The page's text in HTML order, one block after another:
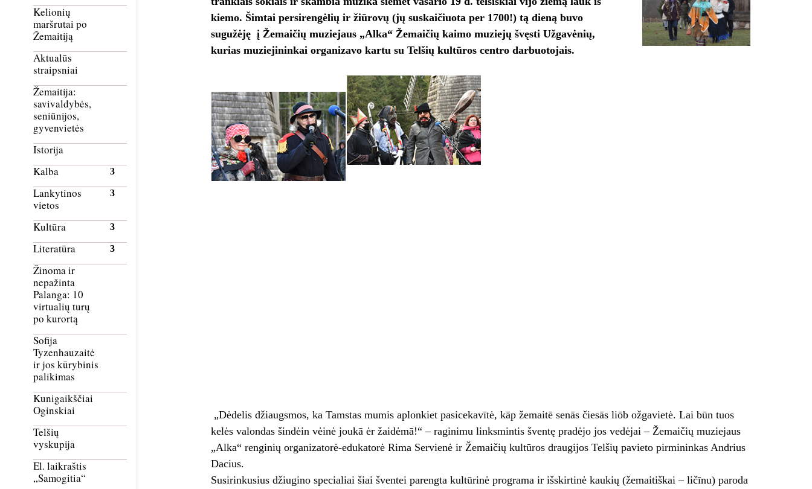
Kelionių
maršrutai po
Žemaitiją
Aktualūs
straipsniai
Žemaitija:
savivaldybės,
seniūnijos,
gyvenvietės
Istorija
Kalba
Lankytinos
vietos
Kultūra
Literatūra
Žinoma ir
nepažinta
Palanga: 10
virtualių turų
po kurortą
Sofija
Tyzenhauzaitė
ir jos kūrybinis
palikimas
Kunigaikščiai
Oginskiai
Telšių
vyskupija
El. laikraštis
„Samogitia“
kiemo. Šimtai persirengėlių ir žiūrovų (jų suskaičiuota per 1700!) tą dieną buvo
sugužėję į Žemaičių muziejaus „Alka“ Žemaičių kaimo muziejų švęsti Užgavėnių,
kurias muziejininkai organizavo kartu su Telšių kultūros centro darbuotojais.
„Dėdelis džiaugsmos, ka Tamstas mumis aplonkiet pasicekavītė, kāp žemaitē senās čiesās liōb ožgavietė. Lai būn tuos
kelės valondas šindėin vėinė joukā ėr žaidėmā!“ – raginimu linksmintis šventę pradėjo jos vedėjai – Žemaičių muziejaus
„Alka“ renginių organizatorė-edukatorė Rima Servienė ir Žemaičių kultūros draugijos Telšių pavieto pirmininkas Andrius
Dacius.
Susirinkusius džiugino specialiai šiai šventei parengta kultūrinė programa ir išskirtinė kaukių (žemaitiškai – ličīnu) paroda